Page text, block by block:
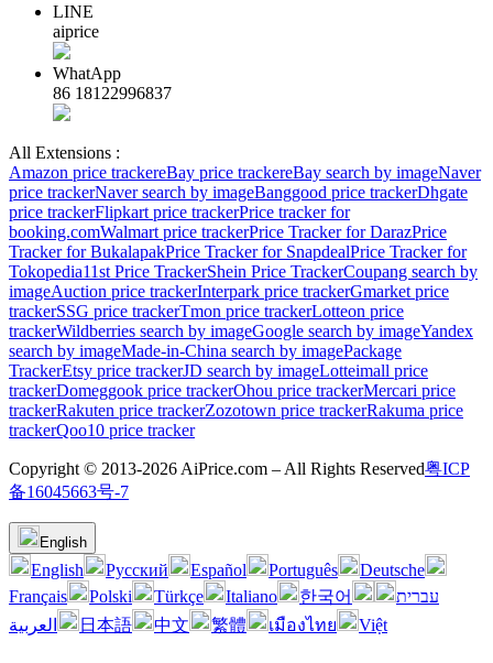
LINE
aiprice
WhatApp
86 18122996837
All Extensions :
Amazon price trackereBay price trackereBay search by imageNaver
price trackerNaver search by imageBanggood price trackerDhgate
price trackerFlipkart price trackerPrice tracker for
booking.comWalmart price trackerPrice Tracker for DarazPrice
Tracker for BukalapakPrice Tracker for SnapdealPrice Tracker for
Tokopedia11st Price TrackerShein Price TrackerCoupang search by
imageAuction price trackerInterpark price trackerGmarket price
trackerSSG price trackerTmon price trackerLotteon price
trackerWildberries search by imageGoogle search by imageYandex
search by imageMade-in-China search by imagePackage
TrackerEtsy price trackerJD search by imageLotteimall price
trackerDomeggook price trackerOhou price trackerMercari price
trackerRakuten price trackerZozotown price trackerRakuma price
trackerQoo10 price tracker
Copyright © 2013-2026 AiPrice.com – All Rights Reserved粤ICP
备16045663号-7
English
English Pусский Español Português
Deutsche
Français
Polski Türkçe Italiano 한국어
עברית
العربية
日本語 中文 繁體 เมืองไทย Việt